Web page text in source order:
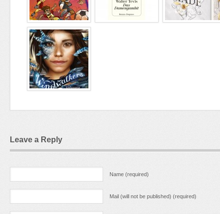
Leave a Reply
Name (required)
Mail (will not be published) (required)